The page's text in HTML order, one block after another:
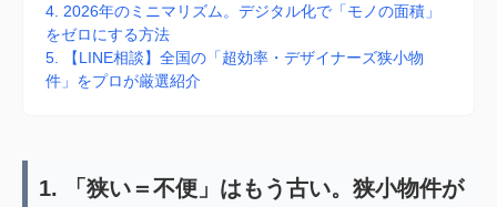
4. 2026年のミニマリズム。デジタル化で「モノの面積」
をゼロにする方法
5. 【LINE相談】全国の「超効率・デザイナーズ狭小物
件」をプロが厳選紹介
1. 「狭い＝不便」はもう古い。狭小物件が